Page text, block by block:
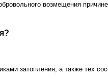
возмещения
затопления; а также тех